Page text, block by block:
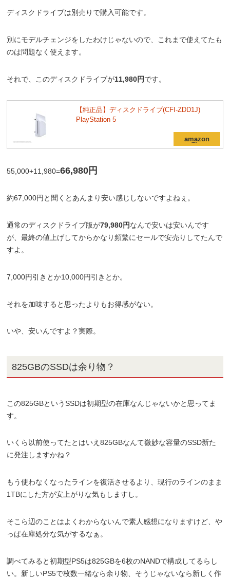
ディスクドライブは別売りで購入可能です。
別にモデルチェンジをしたわけじゃないので、これまで使えてたも
のは問題なく使えます。
それで、このディスクドライブが11,980円です。
【純正品】ディスクドライブ(CFI-ZDD1J)
PlayStation 5
55,000+11,980=66,980円
約67,000円と聞くとあんまり安い感じしないですよねぇ。
通常のディスクドライブ版が79,980円なんで安いは安いんです
が、最終の値上げしてからかなり頻繁にセールで安売りしてたんで
すよ。
7,000円引きとか10,000円引きとか。
それを加味すると思ったよりもお得感がない。
いや、安いんですよ？実際。
825GBのSSDは余り物？
この825GBというSSDは初期型の在庫なんじゃないかと思ってま
す。
いくら以前使ってたとはいえ825GBなんて微妙な容量のSSD新た
に発注しますかね？
もう使わなくなったラインを復活させるより、現行のラインのまま
1TBにした方が安上がりな気もしますし。
そこら辺のことはよくわからないんで素人感想になりますけど、や
っぱ在庫処分な気がするなぁ。
調べてみると初期型PS5は825GBを6枚のNANDで構成してるらし
い。新しいPS5で枚数一緒なら余り物、そうじゃないなら新しく作